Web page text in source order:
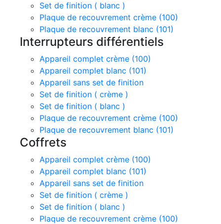
Set de finition ( blanc )
Plaque de recouvrement crème (100)
Plaque de recouvrement blanc (101)
Interrupteurs différentiels
Appareil complet crème (100)
Appareil complet blanc (101)
Appareil sans set de finition
Set de finition ( crème )
Set de finition ( blanc )
Plaque de recouvrement crème (100)
Plaque de recouvrement blanc (101)
Coffrets
Appareil complet crème (100)
Appareil complet blanc (101)
Appareil sans set de finition
Set de finition ( crème )
Set de finition ( blanc )
Plaque de recouvrement crème (100)